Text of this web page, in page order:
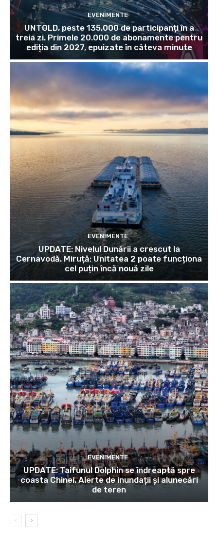
EVENIMENTE
UNTOLD, peste 135.000 de participanți în a
treia zi. Primele 20.000 de abonamente pentru
ediția din 2027, epuizate în câteva minute
EVENIMENTE
UPDATE: Nivelul Dunării a crescut la
Cernavodă. Miruță: Unitatea 2 poate funcționa
cel puțin încă nouă zile
EVENIMENTE
UPDATE: Taifunul Dolphin se îndreaptă spre
coasta Chinei. Alerte de inundații și alunecări
de teren